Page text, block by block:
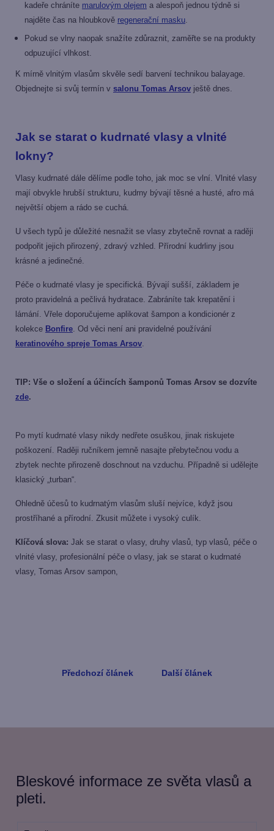
kadeře chráníte marulovým olejem a alespoň jednou týdně si
najděte čas na hloubkově regenerační masku
Pokud se vlny naopak snažíte zdůraznit, zaměřte se na produkty
odpuzující vlhkost.
K mírně vlnitým vlasům skvěle sedí barvení technikou balayage.
Objednejte si svůj termín v salonu Tomas Arsov ještě dnes.
Jak se starat o kudrnaté vlasy a vlnité
lokny?
Vlasy kudrnaté dále dělíme podle toho, jak moc se vlní. Vlnité vlasy
mají obvykle hrubší strukturu, kudrny bývají těsné a husté, afro má
největší objem a rádo se cuchá.
U všech typů je důležité nesnažit se vlasy zbytečně rovnat a raději
podpořit jejich přirozený, zdravý vzhled. Přírodní kudrliny jsou
krásné a jedinečné.
Péče o kudrnaté vlasy je specifická. Bývají sušší, základem je
proto pravidelná a pečlivá hydratace. Zabráníte tak krepatění i
lámání. Vřele doporučujeme aplikovat šampon a kondicionér z
kolekce Bonfire . Od věci není ani pravidelné používání
keratinového spreje Tomas Arsov
TIP: Vše o složení a účincích šamponů Tomas Arsov se dozvíte
zde.
Po mytí kudrnaté vlasy nikdy nedřete osuškou, jinak riskujete
poškození. Raději ručníkem jemně nasajte přebytečnou vodu a
zbytek nechte přirozeně doschnout na vzduchu. Případně si udělejte
klasický „turban“.
Ohledně účesů to kudrnatým vlasům sluší nejvíce, když jsou
prostříhané a přírodní. Zkusit můžete i vysoký culík.
Klíčová slova: Jak se starat o vlasy, druhy vlasů, typ vlasů, péče o
vlnité vlasy, profesionální péče o vlasy, jak se starat o kudrnaté
vlasy, Tomas Arsov sampon,
Předchozí článek Další článek
Bleskové informace ze světa vlasů a
pleti.